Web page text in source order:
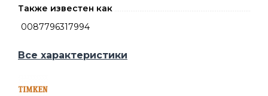
Также известен как
0087796317994
Все характеристики